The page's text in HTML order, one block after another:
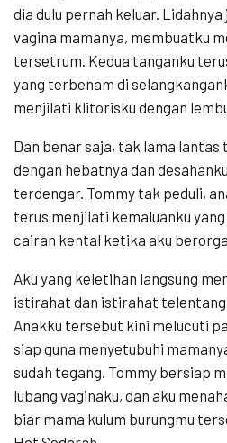
dia dulu pernah keluar.
vagina mamanya, membuatku
tersetrum. Kedua tanganku
yang terbenam di
menjilati klitorisku dengan
Dan benar saja, tak lama lantas
dengan hebatnya dan
terdengar. Tommy tak peduli,
terus menjilati kemaluanku
cairan kental ketika aku
Aku yang keletihan langsung
istirahat dan istirahat
Anakku tersebut kini melucuti
siap guna menyetubuhi
sudah tegang. Tommy bersiap
lubang vaginaku, dan aku
biar mama kulum burungmu